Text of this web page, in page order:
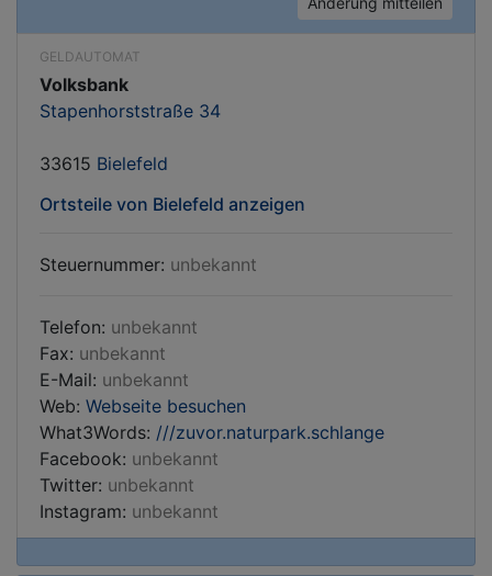
GELDAUTOMAT
Volksbank
Stapenhorststraße 34
33615 Bielefeld
Ortsteile von Bielefeld anzeigen
Steuernummer: unbekannt
Telefon: unbekannt
Fax: unbekannt
E-Mail: unbekannt
Web: Webseite besuchen
What3Words: ///zuvor.naturpark.schlange
Facebook: unbekannt
Twitter: unbekannt
Instagram: unbekannt